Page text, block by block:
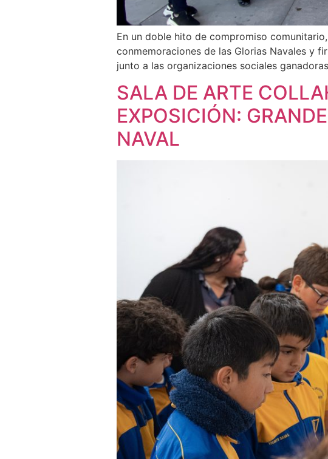
En un doble hito de compromiso
conmemoraciones de las Glorias Navales y
junto a las organizaciones sociales
SALA DE ARTE
EXPOSICIÓN:
NAVAL